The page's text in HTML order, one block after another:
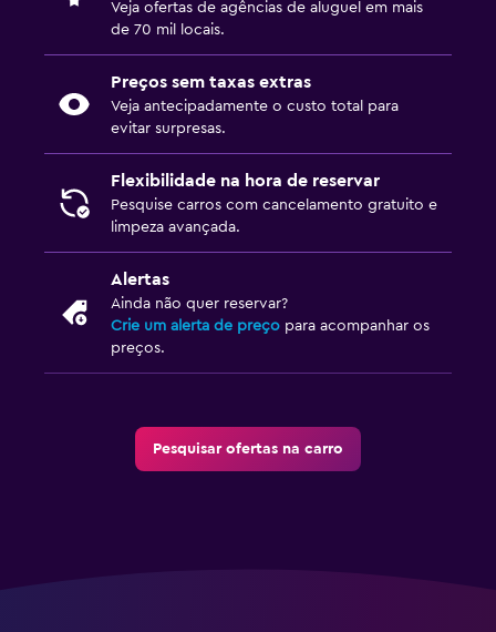
Veja ofertas de agências de aluguel em mais
de 70 mil locais.
Preços sem taxas extras
Veja antecipadamente o custo total para
evitar surpresas.
Flexibilidade na hora de reservar
Pesquise carros com cancelamento gratuito e
limpeza avançada.
Alertas
Ainda não quer reservar?
Crie um alerta de preço para acompanhar os
preços.
Pesquisar ofertas na carro